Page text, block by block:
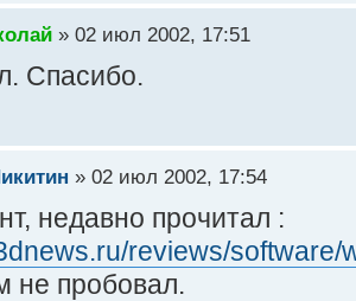
» 02 июл 2002, 17:51
Спасибо.
» 02 июл 2002, 17:54
недавно прочитал :
reviews/
не пробовал.